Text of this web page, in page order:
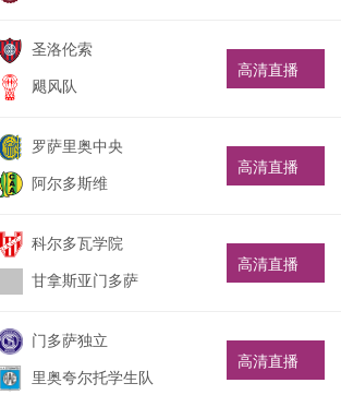
圣洛伦索
飓风队
高清直播
罗萨里奥中央
阿尔多斯维
高清直播
科尔多瓦学院
甘拿斯亚门多萨
高清直播
门多萨独立
里奥夸尔托学生队
高清直播